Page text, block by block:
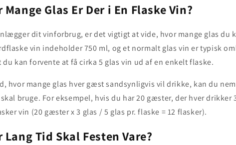
Mange Glas Er Der i En Flaske Vin?
dit vinforbrug, er det vigtigt at vide, hvor mange glas du
vin indeholder 750 ml, og et normalt glas vin er typisk
du kan forvente at få cirka 5 glas vin ud af en enkelt flaske.
hvor mange glas hver gæst sandsynligvis vil drikke, kan du
bruge. For eksempel, hvis du har 20 gæster, der hver drikker
vin (20 gæster x 3 glas / 5 glas pr. flaske = 12 flasker).
Lang Tid Skal Festen Vare?